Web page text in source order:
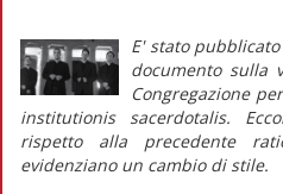
E' stato
documento sulla
Congregazione
institutionis sacerdotalis.
rispetto alla precedente
evidenziano un cambio di stile.